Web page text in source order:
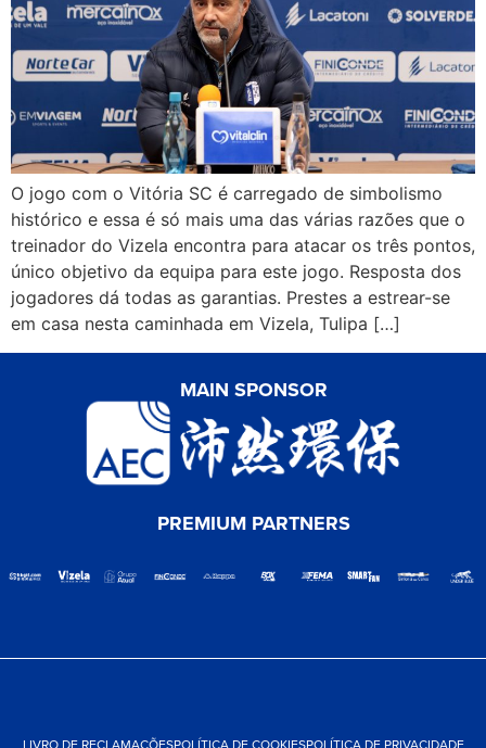
O jogo com o Vitória SC é carregado de simbolismo
histórico e essa é só mais uma das várias razões que o
treinador do Vizela encontra para atacar os três pontos,
único objetivo da equipa para este jogo. Resposta dos
jogadores dá todas as garantias. Prestes a estrear-se
em casa nesta caminhada em Vizela, Tulipa […]
MAIN SPONSOR
PREMIUM PARTNERS
LIVRO DE RECLAMAÇÕESPOLÍTICA DE COOKIESPOLÍTICA DE PRIVACIDADE